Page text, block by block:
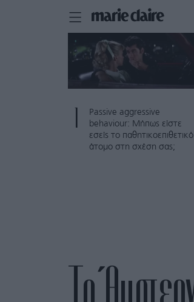
Passive aggressive
behaviour: Μήπως είστε
εσείς το παθητικοεπιθετικό
άτομο στη σχέση σας;